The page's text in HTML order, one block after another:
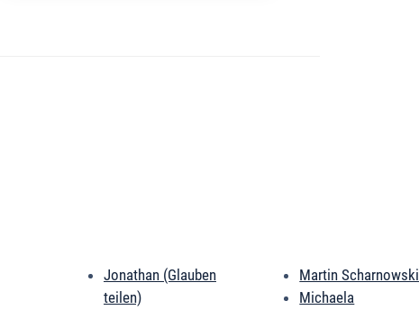
Jonathan (Glauben
teilen)
Martin Scharnowski
Michaela